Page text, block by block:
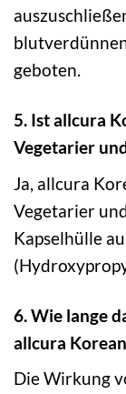
geboten.
5. Ist allcura
Vegetarier
Ja, allcura
Vegetarier
Kapselhülle
6. Wie lange
allcura
Die Wirkung